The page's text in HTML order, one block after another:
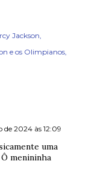
Jackson
e os Olimpianos
de 2024 às 12:09
uma
menininha